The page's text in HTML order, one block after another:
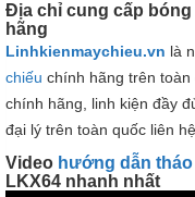
Địa chỉ cung cấp bóng
hãng
Linhkienmaychieu.vn là
chiếu chính hãng trên
chính hãng, linh kiện đầy
đại lý trên toàn quốc liên
Video hướng dẫn
LKX64 nhanh nhất